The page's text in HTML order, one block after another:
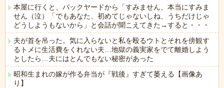
本屋に行くと、バックヤードから「すみません、本当にすみま
せん（泣）「でもあなた、初めてじゃないしね、うちだけじゃ
どうしようもないから」と会話が聞こえてきた→すると・・・
夫が首を吊った。気に入らないと私を殴るウトとそれを傍観す
るトメに生活費をくれない夫…地獄の義実家をでて離婚しよう
としたら…夫にはとんでもない秘密があった
昭和生まれの嫁が作る弁当が『戦後』すぎて萎える【画像あ
り】